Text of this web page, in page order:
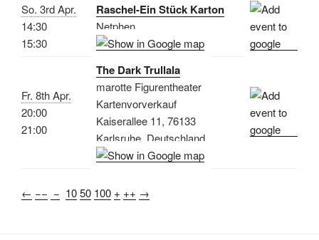
So. 3rd Apr.
14:30
15:30
Raschel-Ein Stück Karton
Netphen
Fr. 8th Apr.
20:00
21:00
The Dark Trullala
marotte Figurentheater
Kartenvorverkauf
Kaiserallee 11, 76133
Karlsruhe, Deutschland
← −− − 1050 100 + ++ →